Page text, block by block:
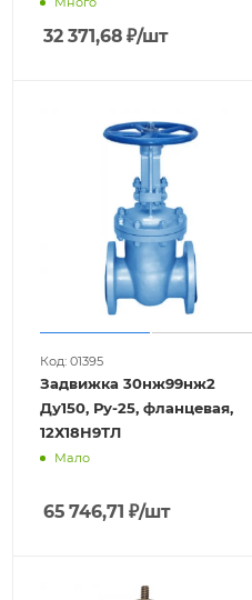
32 371,68 ₽/шт
Код: 01395
Задвижка 30нж99нж2
Ду150, Ру-25, фланцевая,
12Х18Н9ТЛ
Мало
65 746,71 ₽/шт